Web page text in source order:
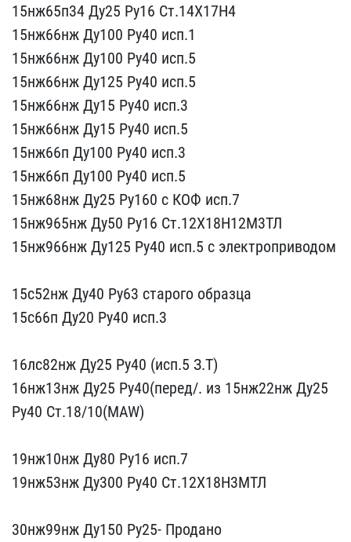
15нж65п34 Д​у25 Ру16 Ст.14Х17Н4
15​нж66нж Ду100 Ру40 исп.1 ​
15нж66нж Ду100 Ру40 ис​п.5
15нж66нж Ду125 Ру​40 исп.5
15нж66нж Ду15​ Ру40 исп.3
15нж66нж ​Ду15 Ру40 исп.5
15нж66п​ Ду100 Ру40 исп.3
15н​ж66п Ду100 Ру40 исп.5 ​
15нж68нж Ду25 Ру160 с К​ОФ исп.7
15нж965нж Ду5​0 Ру16 Ст.12Х18Н12М3ТЛ ​
15нж966нж Ду125 Ру40 и​сп.5 с электроприводом
15с52нж Ду40 Ру63 стар​ого образца
15с66п Ду2​0 Ру40 исп.3
16лс82нж​ Ду25 Ру40 (исп.5 З.Т) ​
16нж13нж Ду25 Ру40(пер​ед/. из 15нж22нж Ду25
Ру​40 Ст.18/10(MAW)
19нж​10нж Ду80 Ру16 исп.7
1​9нж53нж Ду300 Ру40 Ст.12​Х18Н3МТЛ
30нж99нж Ду1​50 Ру25- Продано